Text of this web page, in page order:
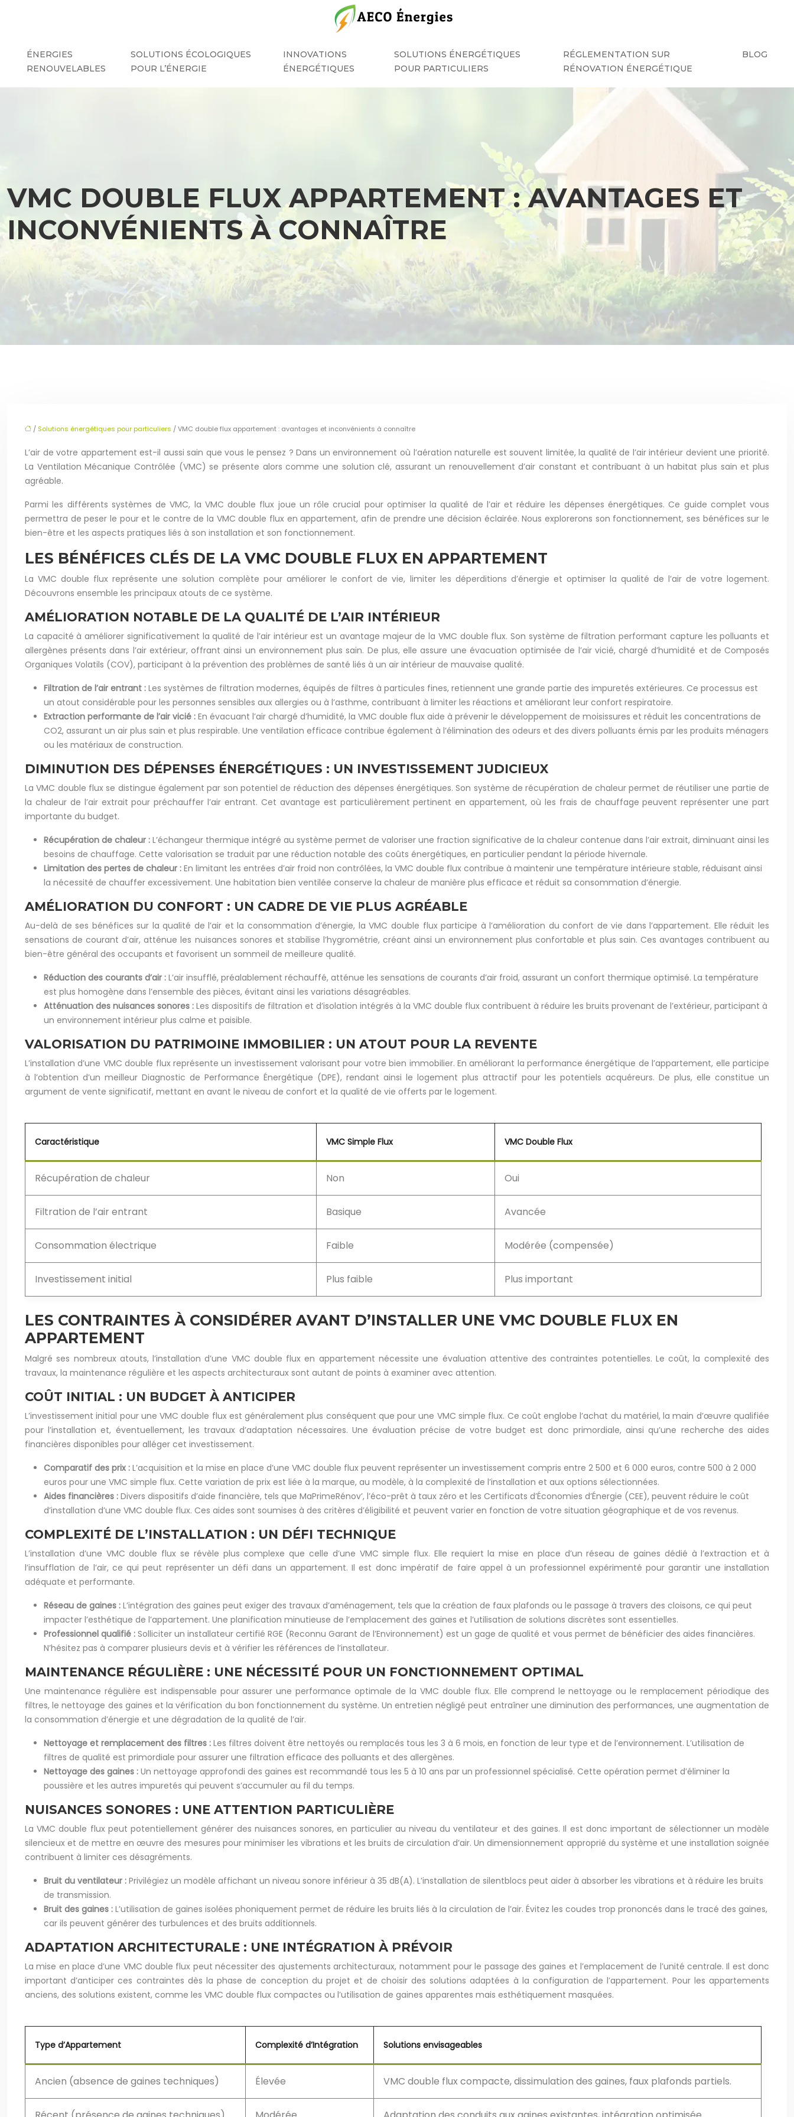
ÉNERGIES
RENOUVELABLES
SOLUTIONS ÉCOLOGIQUES
POUR L’ÉNERGIE
INNOVATIONS
ÉNERGÉTIQUES
SOLUTIONS ÉNERGÉTIQUES
POUR PARTICULIERS
RÉGLEMENTATION SUR
RÉNOVATION ÉNERGÉTIQUE
BLOG
VMC DOUBLE FLUX APPARTEMENT : AVANTAGES ET
INCONVÉNIENTS À CONNAÎTRE
/ Solutions énergétiques pour particuliers / VMC double flux appartement : avantages et inconvénients à connaître
L’air de votre appartement est-il aussi sain que vous le pensez ? Dans un environnement où l’aération naturelle est souvent limitée, la qualité de l’air intérieur devient une priorité.
La Ventilation Mécanique Contrôlée (VMC) se présente alors comme une solution clé, assurant un renouvellement d’air constant et contribuant à un habitat plus sain et plus
agréable.
Parmi les différents systèmes de VMC, la VMC double flux joue un rôle crucial pour optimiser la qualité de l’air et réduire les dépenses énergétiques. Ce guide complet vous
permettra de peser le pour et le contre de la VMC double flux en appartement, afin de prendre une décision éclairée. Nous explorerons son fonctionnement, ses bénéfices sur le
bien-être et les aspects pratiques liés à son installation et son fonctionnement.
LES BÉNÉFICES CLÉS DE LA VMC DOUBLE FLUX EN APPARTEMENT
La VMC double flux représente une solution complète pour améliorer le confort de vie, limiter les déperditions d’énergie et optimiser la qualité de l’air de votre logement.
Découvrons ensemble les principaux atouts de ce système.
AMÉLIORATION NOTABLE DE LA QUALITÉ DE L’AIR INTÉRIEUR
La capacité à améliorer significativement la qualité de l’air intérieur est un avantage majeur de la VMC double flux. Son système de filtration performant capture les polluants et
allergènes présents dans l’air extérieur, offrant ainsi un environnement plus sain. De plus, elle assure une évacuation optimisée de l’air vicié, chargé d’humidité et de Composés
Organiques Volatils (COV), participant à la prévention des problèmes de santé liés à un air intérieur de mauvaise qualité.
Filtration de l’air entrant : Les systèmes de filtration modernes, équipés de filtres à particules fines, retiennent une grande partie des impuretés extérieures. Ce processus est
un atout considérable pour les personnes sensibles aux allergies ou à l’asthme, contribuant à limiter les réactions et améliorant leur confort respiratoire.
Extraction performante de l’air vicié : En évacuant l’air chargé d’humidité, la VMC double flux aide à prévenir le développement de moisissures et réduit les concentrations de
CO2, assurant un air plus sain et plus respirable. Une ventilation efficace contribue également à l’élimination des odeurs et des divers polluants émis par les produits ménagers
ou les matériaux de construction.
DIMINUTION DES DÉPENSES ÉNERGÉTIQUES : UN INVESTISSEMENT JUDICIEUX
La VMC double flux se distingue également par son potentiel de réduction des dépenses énergétiques. Son système de récupération de chaleur permet de réutiliser une partie de
la chaleur de l’air extrait pour préchauffer l’air entrant. Cet avantage est particulièrement pertinent en appartement, où les frais de chauffage peuvent représenter une part
importante du budget.
Récupération de chaleur : L’échangeur thermique intégré au système permet de valoriser une fraction significative de la chaleur contenue dans l’air extrait, diminuant ainsi les
besoins de chauffage. Cette valorisation se traduit par une réduction notable des coûts énergétiques, en particulier pendant la période hivernale.
Limitation des pertes de chaleur : En limitant les entrées d’air froid non contrôlées, la VMC double flux contribue à maintenir une température intérieure stable, réduisant ainsi
la nécessité de chauffer excessivement. Une habitation bien ventilée conserve la chaleur de manière plus efficace et réduit sa consommation d’énergie.
AMÉLIORATION DU CONFORT : UN CADRE DE VIE PLUS AGRÉABLE
Au-delà de ses bénéfices sur la qualité de l’air et la consommation d’énergie, la VMC double flux participe à l’amélioration du confort de vie dans l’appartement. Elle réduit les
sensations de courant d’air, atténue les nuisances sonores et stabilise l’hygrométrie, créant ainsi un environnement plus confortable et plus sain. Ces avantages contribuent au
bien-être général des occupants et favorisent un sommeil de meilleure qualité.
Réduction des courants d’air : L’air insufflé, préalablement réchauffé, atténue les sensations de courants d’air froid, assurant un confort thermique optimisé. La température
est plus homogène dans l’ensemble des pièces, évitant ainsi les variations désagréables.
Atténuation des nuisances sonores : Les dispositifs de filtration et d’isolation intégrés à la VMC double flux contribuent à réduire les bruits provenant de l’extérieur, participant à
un environnement intérieur plus calme et paisible.
VALORISATION DU PATRIMOINE IMMOBILIER : UN ATOUT POUR LA REVENTE
L’installation d’une VMC double flux représente un investissement valorisant pour votre bien immobilier. En améliorant la performance énergétique de l’appartement, elle participe
à l’obtention d’un meilleur Diagnostic de Performance Énergétique (DPE), rendant ainsi le logement plus attractif pour les potentiels acquéreurs. De plus, elle constitue un
argument de vente significatif, mettant en avant le niveau de confort et la qualité de vie offerts par le logement.
Caractéristique VMC Simple Flux VMC Double Flux
Récupération de chaleur Non Oui
Filtration de l’air entrant Basique Avancée
Consommation électrique Faible Modérée (compensée)
Investissement initial Plus faible Plus important
LES CONTRAINTES À CONSIDÉRER AVANT D’INSTALLER UNE VMC DOUBLE FLUX EN
APPARTEMENT
Malgré ses nombreux atouts, l’installation d’une VMC double flux en appartement nécessite une évaluation attentive des contraintes potentielles. Le coût, la complexité des
travaux, la maintenance régulière et les aspects architecturaux sont autant de points à examiner avec attention.
COÛT INITIAL : UN BUDGET À ANTICIPER
L’investissement initial pour une VMC double flux est généralement plus conséquent que pour une VMC simple flux. Ce coût englobe l’achat du matériel, la main d’œuvre qualifiée
pour l’installation et, éventuellement, les travaux d’adaptation nécessaires. Une évaluation précise de votre budget est donc primordiale, ainsi qu’une recherche des aides
financières disponibles pour alléger cet investissement.
Comparatif des prix : L’acquisition et la mise en place d’une VMC double flux peuvent représenter un investissement compris entre 2 500 et 6 000 euros, contre 500 à 2 000
euros pour une VMC simple flux. Cette variation de prix est liée à la marque, au modèle, à la complexité de l’installation et aux options sélectionnées.
Aides financières : Divers dispositifs d’aide financière, tels que MaPrimeRénov’, l’éco-prêt à taux zéro et les Certificats d’Économies d’Énergie (CEE), peuvent réduire le coût
d’installation d’une VMC double flux. Ces aides sont soumises à des critères d’éligibilité et peuvent varier en fonction de votre situation géographique et de vos revenus.
COMPLEXITÉ DE L’INSTALLATION : UN DÉFI TECHNIQUE
L’installation d’une VMC double flux se révèle plus complexe que celle d’une VMC simple flux. Elle requiert la mise en place d’un réseau de gaines dédié à l’extraction et à
l’insufflation de l’air, ce qui peut représenter un défi dans un appartement. Il est donc impératif de faire appel à un professionnel expérimenté pour garantir une installation
adéquate et performante.
Réseau de gaines : L’intégration des gaines peut exiger des travaux d’aménagement, tels que la création de faux plafonds ou le passage à travers des cloisons, ce qui peut
impacter l’esthétique de l’appartement. Une planification minutieuse de l’emplacement des gaines et l’utilisation de solutions discrètes sont essentielles.
Professionnel qualifié : Solliciter un installateur certifié RGE (Reconnu Garant de l’Environnement) est un gage de qualité et vous permet de bénéficier des aides financières.
N’hésitez pas à comparer plusieurs devis et à vérifier les références de l’installateur.
MAINTENANCE RÉGULIÈRE : UNE NÉCESSITÉ POUR UN FONCTIONNEMENT OPTIMAL
Une maintenance régulière est indispensable pour assurer une performance optimale de la VMC double flux. Elle comprend le nettoyage ou le remplacement périodique des
filtres, le nettoyage des gaines et la vérification du bon fonctionnement du système. Un entretien négligé peut entraîner une diminution des performances, une augmentation de
la consommation d’énergie et une dégradation de la qualité de l’air.
Nettoyage et remplacement des filtres : Les filtres doivent être nettoyés ou remplacés tous les 3 à 6 mois, en fonction de leur type et de l’environnement. L’utilisation de
filtres de qualité est primordiale pour assurer une filtration efficace des polluants et des allergènes.
Nettoyage des gaines : Un nettoyage approfondi des gaines est recommandé tous les 5 à 10 ans par un professionnel spécialisé. Cette opération permet d’éliminer la
poussière et les autres impuretés qui peuvent s’accumuler au fil du temps.
NUISANCES SONORES : UNE ATTENTION PARTICULIÈRE
La VMC double flux peut potentiellement générer des nuisances sonores, en particulier au niveau du ventilateur et des gaines. Il est donc important de sélectionner un modèle
silencieux et de mettre en œuvre des mesures pour minimiser les vibrations et les bruits de circulation d’air. Un dimensionnement approprié du système et une installation soignée
contribuent à limiter ces désagréments.
Bruit du ventilateur : Privilégiez un modèle affichant un niveau sonore inférieur à 35 dB(A). L’installation de silentblocs peut aider à absorber les vibrations et à réduire les bruits
de transmission.
Bruit des gaines : L’utilisation de gaines isolées phoniquement permet de réduire les bruits liés à la circulation de l’air. Évitez les coudes trop prononcés dans le tracé des gaines,
car ils peuvent générer des turbulences et des bruits additionnels.
ADAPTATION ARCHITECTURALE : UNE INTÉGRATION À PRÉVOIR
La mise en place d’une VMC double flux peut nécessiter des ajustements architecturaux, notamment pour le passage des gaines et l’emplacement de l’unité centrale. Il est donc
important d’anticiper ces contraintes dès la phase de conception du projet et de choisir des solutions adaptées à la configuration de l’appartement. Pour les appartements
anciens, des solutions existent, comme les VMC double flux compactes ou l’utilisation de gaines apparentes mais esthétiquement masquées.
Type d’Appartement Complexité d’Intégration Solutions envisageables
Ancien (absence de gaines techniques) Élevée VMC double flux compacte, dissimulation des gaines, faux plafonds partiels.